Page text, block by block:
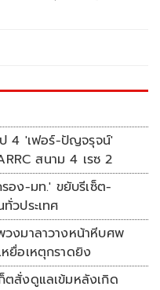
4 'เฟอร์-ปัญจรุจน์'
สนาม 4 เรซ 2
อง-มท.' ขยับรีเซ็ต-
วประเทศ
วงมาลาวางหน้าหีบศพ
ยื่อเหตุกราดยิง
ตสั่งดูแลเข้มหลังเกิด